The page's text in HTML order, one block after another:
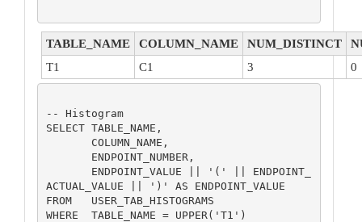
TABLE_NAME COLUMN_NAME NUM_DISTINCT
T1
C1 3 0
-- Histogram
SELECT TABLE_NAME,
ACTUAL_VALUE || ')' AS ENDPOINT_VALUE
FROM   USER_TAB_HISTOGRAMS
WHERE  TABLE_NAME = UPPER('T1')